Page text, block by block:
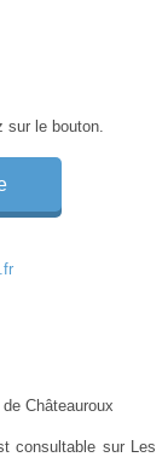
sur le bouton.
Châteauroux
consultable sur Les